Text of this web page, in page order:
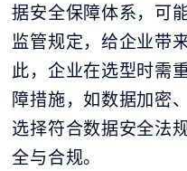
据安全保障体系，可
监管规定，给企业带
此，企业在选型时需
障措施，如数据加密
选择符合数据安全法
全与合规。